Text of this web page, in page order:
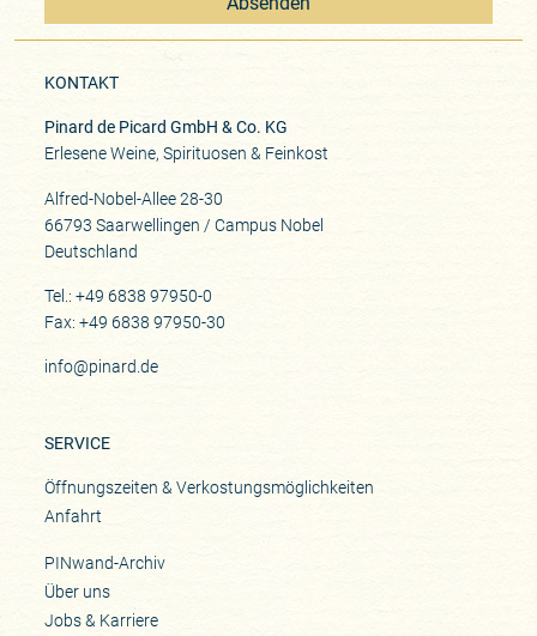
KONTAKT
Pinard de Picard GmbH & Co. KG
Erlesene Weine, Spirituosen & Feinkost
Alfred-Nobel-Allee 28-30
66793 Saarwellingen / Campus Nobel
Deutschland
Tel.: +49 6838 97950-0
Fax: +49 6838 97950-30
info@pinard.de
SERVICE
Öffnungszeiten & Verkostungsmöglichkeiten
Anfahrt
PINwand-Archiv
Über uns
Jobs & Karriere